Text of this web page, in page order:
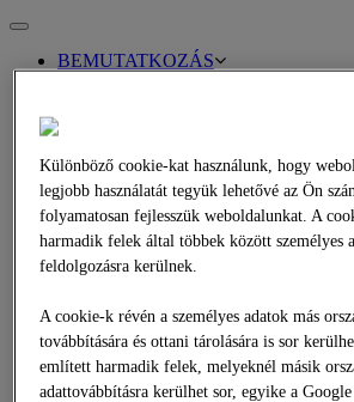
Toggle
navigationBEMUTATKOZÁS
Business Compliance
ÁSZF
SZOLGÁLTATÁSOK
Áttekintés
Felületi bevonatok
Aszfalterõsítõ rács terítése
Aszfaltslussz kezelés
Aszfaltfelületek rejuvenálása
Burkolatmarás
Különböző cookie-kat használunk, hogy
legjobb használatát tegyük lehetővé az Ön
folyamatosan fejlesszük weboldalunkat. A
harmadik felek által többek között személyes
feldolgozásra kerülnek.
A cookie-k révén a személyes adatok más
továbbítására és ottani tárolására is sor
említett harmadik felek, melyeknél másik
adattovábbításra kerülhet sor, egyike a